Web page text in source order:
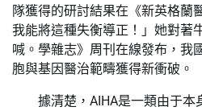
隊獲得的研討結果在《新英格蘭
我能將這種失衡導正！」她對著
喊。學雜志》周刊在線發布，我
胞與基因醫治範疇獲得新衝破。
據清楚，AIHA是一類由于